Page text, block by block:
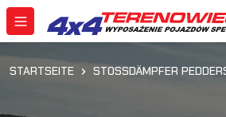
STARTSEITE STOSSDÄMPFER PEDDERS